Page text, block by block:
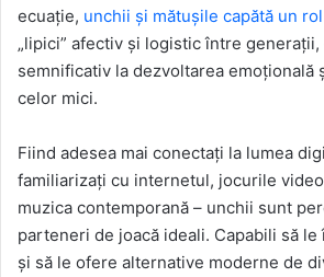
ecuație, unchii și mătușile capătă un
„lipici” afectiv și logistic între
semnificativ la dezvoltarea emoțională
celor mici.
Fiind adesea mai conectați la lumea
familiarizați cu internetul, jocurile
muzica contemporană – unchii sunt
parteneri de joacă ideali. Capabili să
și să le ofere alternative moderne de